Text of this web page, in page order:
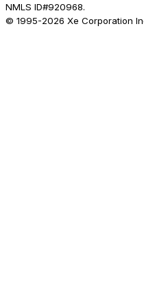
NMLS ID#920968.
© 1995-2026 Xe Corporation